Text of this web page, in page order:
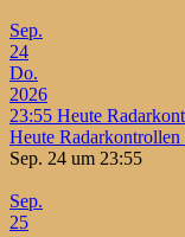
Sep.
24
Do.
2026
23:55 Heute
Heute
Sep. 24 um 23:55
Sep.
25